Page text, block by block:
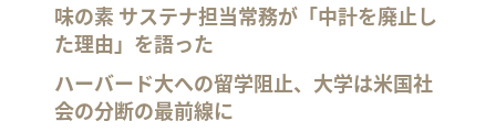
味の素 サステナ担当常務が「中計を廃止し
た理由」を語った
ハーバード大への留学阻止、大学は米国社
会の分断の最前線に